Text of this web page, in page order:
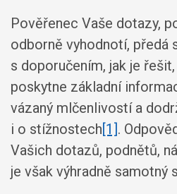
Pověřenec Vaše dotazy,
odborně vyhodnotí, předá
s doporučením, jak je
poskytne základní
vázaný mlčenlivostí a
i o stížnostech[1].
Vašich dotazů, podnětů,
je však výhradně samotný